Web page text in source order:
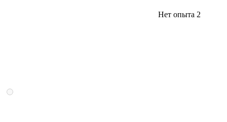
Нет опыта 2